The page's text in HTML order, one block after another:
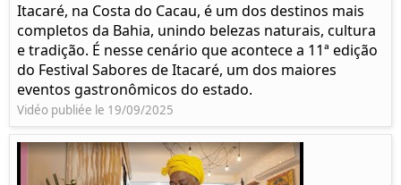
Itacaré, na Costa do Cacau, é um dos destinos mais
completos da Bahia, unindo belezas naturais, cultura
e tradição. É nesse cenário que acontece a 11ª edição
do Festival Sabores de Itacaré, um dos maiores
eventos gastronômicos do estado.
Vidéo publiée le 19/09/2025